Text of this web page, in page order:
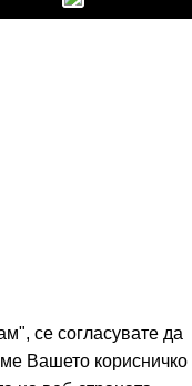
се согласувате да
Вашето корисничко